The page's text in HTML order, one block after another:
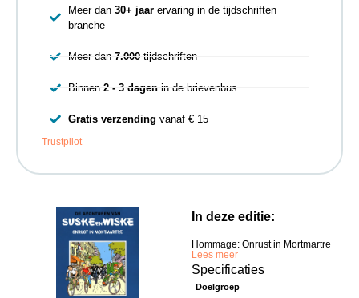
In deze editie:
Hommage: Onrust in Mortmartre
Lees meer
Specificaties
Doelgroep
Meer dan 30+ jaarervaring in de tijdschriften
branche
Meer dan 7.000tijdschriften
Binnen 2 - 3 dagenin de brievenbus
Gratis verzending vanaf € 15
Trustpilot